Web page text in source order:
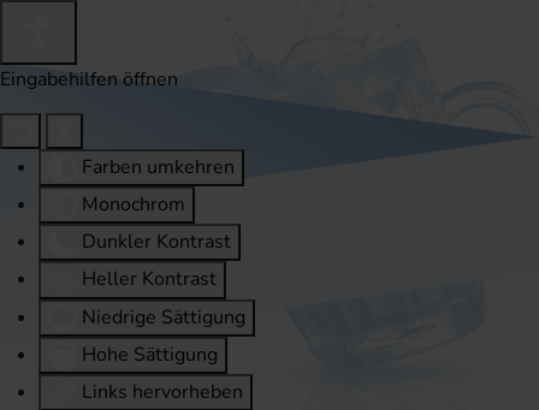
Eingabehilfen öffnen
Farben umkehren
Monochrom
Dunkler Kontrast
Heller Kontrast
Niedrige Sättigung
Hohe Sättigung
Links hervorheben